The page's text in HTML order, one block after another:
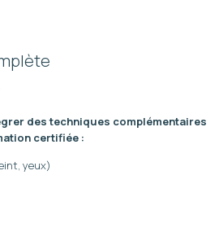
des techniques complémentaires
certifiée :
yeux)